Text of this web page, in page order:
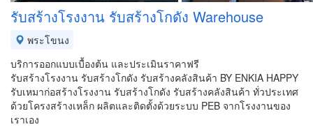
รับสร้างโรงงาน รับสร้างโกดัง Warehouse
พระโขนง
บริการออกแบบเบื้องต้น และประเมินราคาฟรี
รับสร้างโรงงาน รับสร้างโกดัง รับสร้างคลังสินค้า BY ENKIA HAPPY
รับเหมาก่อสร้างโรงงาน รับสร้างโกดัง รับสร้างคลังสินค้า ทั่วประเทศ
ด้วยโครงสร้างเหล็ก ผลิตและติดตั้งด้วยระบบ PEB จากโรงงานของ
เราเอง